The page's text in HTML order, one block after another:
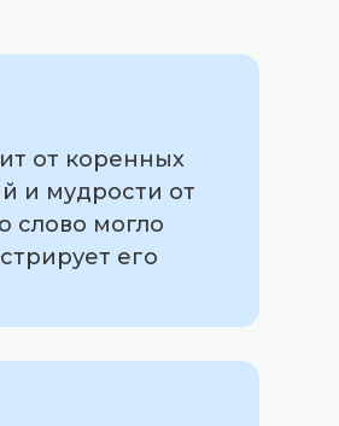
от коренных
и мудрости от
слово могло
его